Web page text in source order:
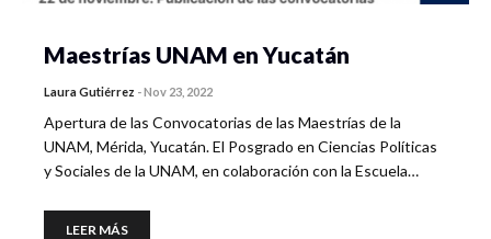
Maestrías UNAM en Yucatán
Laura Gutiérrez -Nov 23, 2022
Apertura de las Convocatorias de las Maestrías de la
UNAM, Mérida, Yucatán. El Posgrado en Ciencias Políticas
y Sociales de la UNAM, en colaboración con la Escuela…
LEER MÁS